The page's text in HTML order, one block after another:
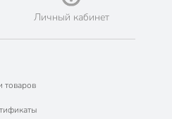
Личный кабинет
товаров